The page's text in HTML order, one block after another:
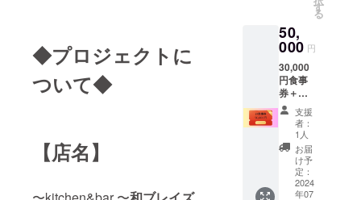
◆プロジェクトに
ついて◆
【店名】
eTシャ
ンTと半
袖Tシャ
ツから1
つ選べ
ます！
・サイ
ズ展
開：M,
L ・カ
ラー展
開：ロ
ンT黒
色、半
す
る
50,
000 円
30,000
円食事
券＋選
べるお
酒＋お
礼状 ※
お食事
とドリ
ンクか
らお選
びいた
支援
者：
1人
お届
け予
定：
2024
年07